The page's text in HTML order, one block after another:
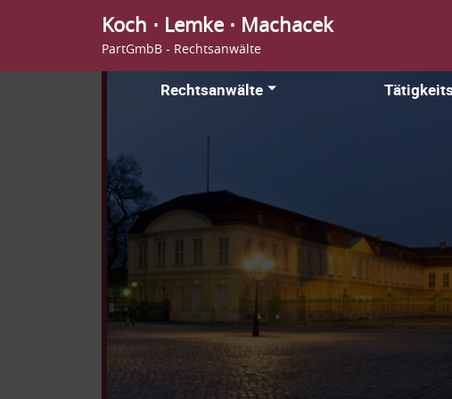
Koch ⋅ Lemke ⋅ Machacek
PartGmbB - Rechtsanwälte
Rechtsanwälte